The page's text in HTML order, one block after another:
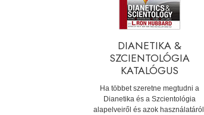
DIANETIKA &
SZCIENTOLÓGIA
KATALÓGUS
Ha többet szeretne megtudni a
Dianetika és a Szcientológia
alapelveiről és azok használatáról,